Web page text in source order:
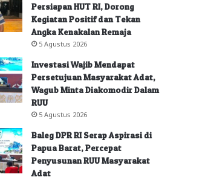
Persiapan HUT RI, Dorong
Kegiatan Positif dan Tekan
Angka Kenakalan Remaja
5 Agustus 2026
Investasi Wajib Mendapat
Persetujuan Masyarakat Adat,
Wagub Minta Diakomodir Dalam
RUU
5 Agustus 2026
Baleg DPR RI Serap Aspirasi di
Papua Barat, Percepat
Penyusunan RUU Masyarakat
Adat